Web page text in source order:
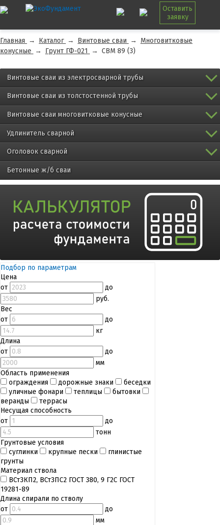
Оставить
заявку
Главная → Каталог → Винтовые сваи →
Многовитковые
конусные → Грунт ГФ-021 → СВМ 89 (3)
Винтовые сваи из электросварной трубы
Винтовые сваи из толстостенной трубы
Винтовые сваи многовитковые конусные
Удлинитель сварной
Оголовок сварной
Бетонные ж/б сваи
Подбор по параметрам
Цена
от
до
руб.
Вес
от
до
кг
Длина
от
до
мм
Область применения
ограждения
дорожные знаки
беседки
уличные фонари
теплицы
бытовки
веранды
террасы
Несущая способность
от
до
тонн
Грунтовые условия
суглинки
крупные пески
глинистые
грунты
Материал ствола
ВСт3КП2, ВСт3ПС2 ГОСТ 380, 9 Г2С ГОСТ
19281-89
Длина спирали по стволу
от
до
мм